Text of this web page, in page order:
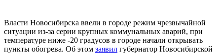
Власти Новосибирска ввели в городе режим чрезвычайной
ситуации из-за серии крупных коммунальных аварий, при
температуре ниже -20 градусов в городе начали открывать
пункты обогрева. Об этом заявил губернатор Новосибирской